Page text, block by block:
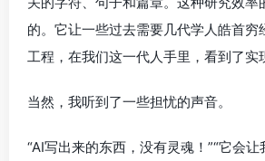
的。它让一些过去需要几代学人皓首穷
工程，在我们这一代人手里，看到了实
当然，我听到了一些担忧的声音。
“AI写出来的东西，没有灵魂！”“它会